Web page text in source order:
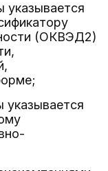
указывается
(ОКВЭД2)
указывается